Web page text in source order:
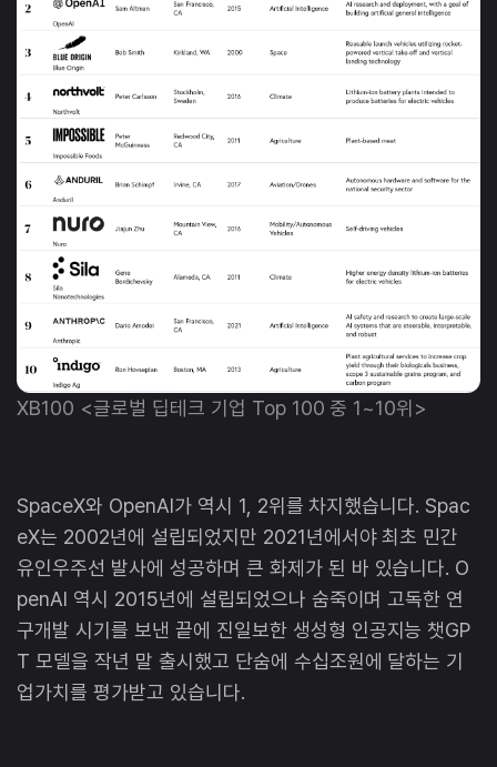
XB100 <글로벌 딥테크 기업 Top 100 중 1~10위>
SpaceX와 OpenAI가 역시 1, 2위를 차지했습니다. Spac
eX는 2002년에 설립되었지만 2021년에서야 최초 민간
유인우주선 발사에 성공하며 큰 화제가 된 바 있습니다. O
penAI 역시 2015년에 설립되었으나 숨죽이며 고독한 연
구개발 시기를 보낸 끝에 진일보한 생성형 인공지능 챗GP
T 모델을 작년 말 출시했고 단숨에 수십조원에 달하는 기
업가치를 평가받고 있습니다.